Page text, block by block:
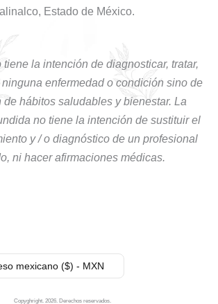
Estado de México.
la intención de diagnosticar, tratar,
enfermedad o condición sino de
de hábitos saludables y bienestar. La
no tiene la intención de sustituir el
y / o diagnóstico de un profesional
ni hacer afirmaciones médicas.
mexicano ($) - MXN
Copyghright. 2026. Derechos reservados.